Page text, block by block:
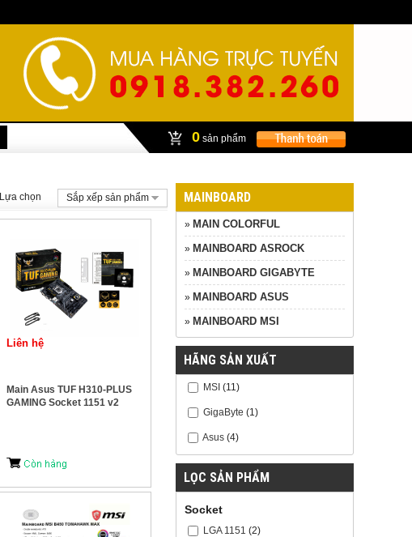
0 sản phẩm
Sắp xếp sản phẩm
Lựa chọn
Liên hệ
Main Asus TUF H310-PLUS
GAMING Socket 1151 v2
MAINBOARD
» MAIN COLORFUL
» MAINBOARD ASROCK
» MAINBOARD GIGABYTE
» MAINBOARD ASUS
» MAINBOARD MSI
HÃNG SẢN XUẤT
MSI (11)
GigaByte (1)
Asus (4)
LỌC SẢN PHẨM
Socket
LGA 1151 (2)